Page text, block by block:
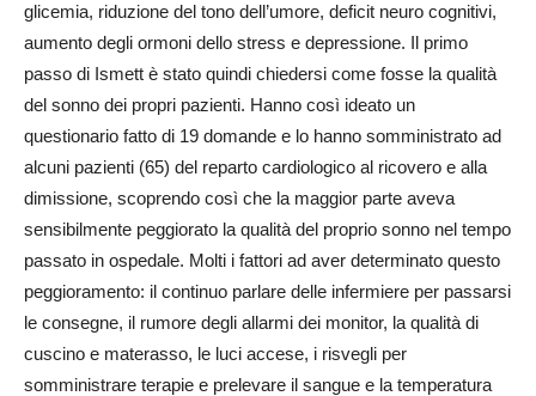
glicemia, riduzione del tono dell’umore, deficit neuro cognitivi,
aumento degli ormoni dello stress e depressione. Il primo
passo di Ismett è stato quindi chiedersi come fosse la qualità
del sonno dei propri pazienti. Hanno così ideato un
questionario fatto di 19 domande e lo hanno somministrato ad
alcuni pazienti (65) del reparto cardiologico al ricovero e alla
dimissione, scoprendo così che la maggior parte aveva
sensibilmente peggiorato la qualità del proprio sonno nel tempo
passato in ospedale. Molti i fattori ad aver determinato questo
peggioramento: il continuo parlare delle infermiere per passarsi
le consegne, il rumore degli allarmi dei monitor, la qualità di
cuscino e materasso, le luci accese, i risvegli per
somministrare terapie e prelevare il sangue e la temperatura